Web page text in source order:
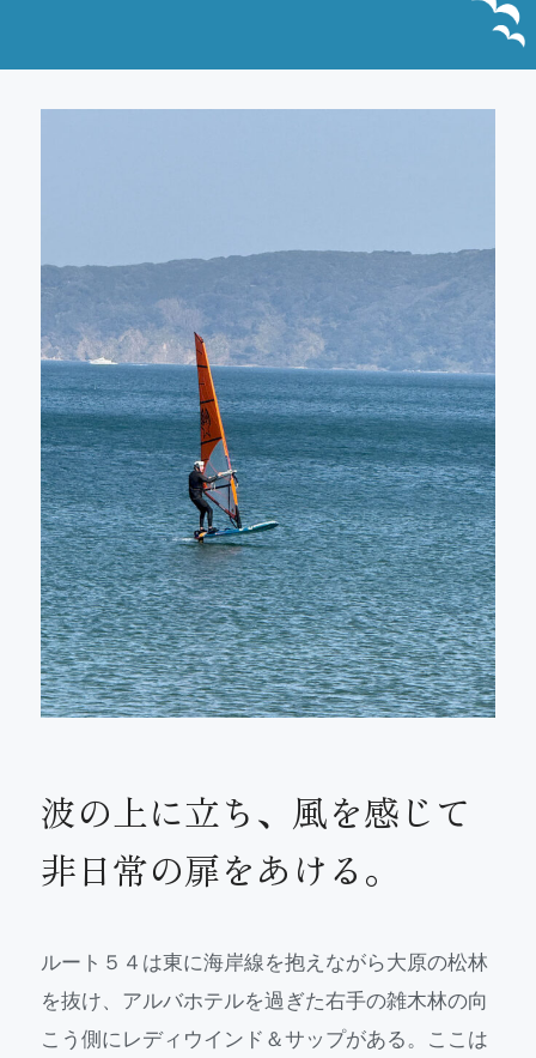
波の上に立ち、風を感じて
非日常の扉をあける。
ルート５４は東に海岸線を抱えながら大原の松林
を抜け、アルバホテルを過ぎた右手の雑木林の向
こう側にレディウインド＆サップがある。ここは